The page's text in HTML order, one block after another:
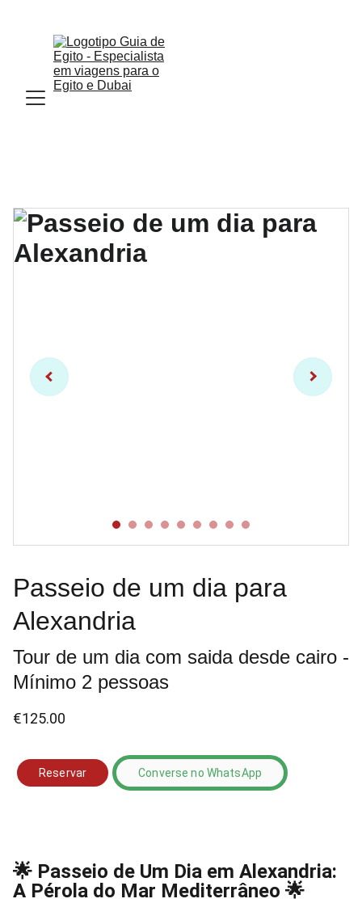
Passeio de um dia para
Alexandria
Tour de um dia com saida desde cairo -
Mínimo 2 pessoas
€125.00
Reservar Converse no WhatsApp
🌟 Passeio de Um Dia em Alexandria:
A Pérola do Mar Mediterrâneo 🌟